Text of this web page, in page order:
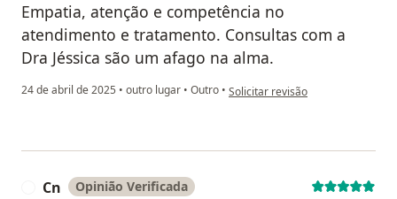
Empatia, atenção e competência no
atendimento e tratamento. Consultas com a
Dra Jéssica são um afago na alma.
24 de abril de 2025 • outro lugar • Outro • na opinião do utilizador Silvana P.
Solicitar revisão
Cn Opinião Verificada